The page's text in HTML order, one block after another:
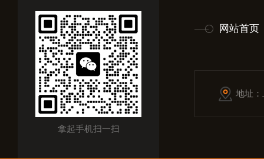
拿起手机扫一扫
网站首页
地址